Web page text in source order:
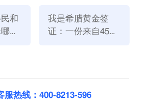
的优势是十分明显的，如果您对
？
和
个
我是希腊黄金签
证：一份来自45亿
服热线：400-8213-596